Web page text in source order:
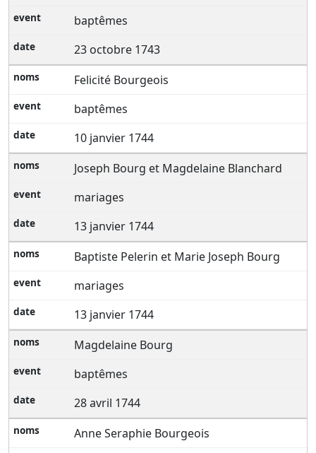
baptêmes
23 octobre 1743
Felicité Bourgeois
baptêmes
10 janvier 1744
Joseph Bourg et Magdelaine Blanchard
mariages
13 janvier 1744
Baptiste Pelerin et Marie Joseph Bourg
mariages
13 janvier 1744
Magdelaine Bourg
baptêmes
28 avril 1744
Anne Seraphie Bourgeois